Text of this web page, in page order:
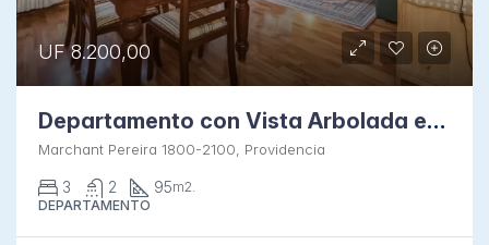
UF 8.200,00
Departamento con Vista Arbolada en Providencia
Marchant Pereira 1800-2100, Providencia
3 2 95m2.
DEPARTAMENTO